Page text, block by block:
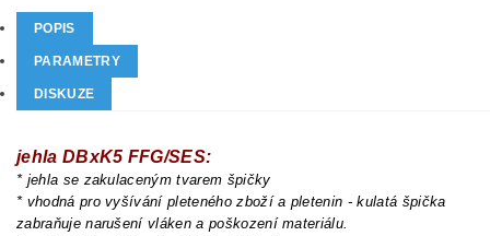
POPIS
PARAMETRY
DISKUZE
jehla DBxK5 FFG/SES:
* jehla se zakulaceným tvarem špičky
* vhodná pro vyšívání pleteného zboží a pletenin - kulatá špička
zabraňuje narušení vláken a poškození materiálu.